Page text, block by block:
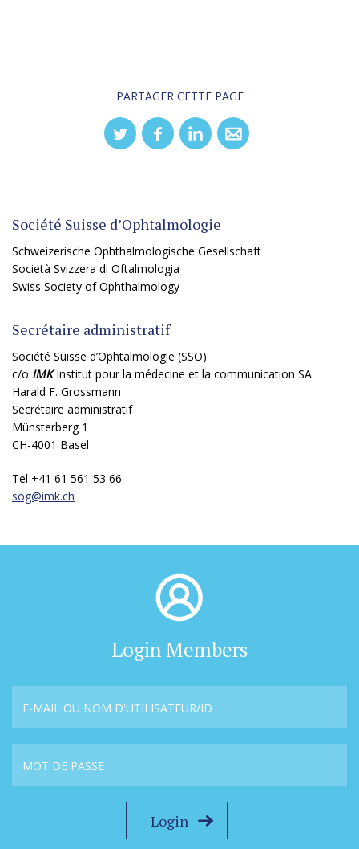
PARTAGER CETTE PAGE
Société Suisse d’Ophtalmologie
Schweizerische Ophthalmologische Gesellschaft
Società Svizzera di Oftalmologia
Swiss Society of Ophthalmology
Secrétaire administratif
Société Suisse d’Ophtalmologie (SSO)
c/o IMKInstitut pour la médecine et la communication SA
Harald F. Grossmann
Secrétaire administratif
Münsterberg 1
CH-4001 Basel
Tel +41 61 561 53 66
sog@imk.ch
Login Members